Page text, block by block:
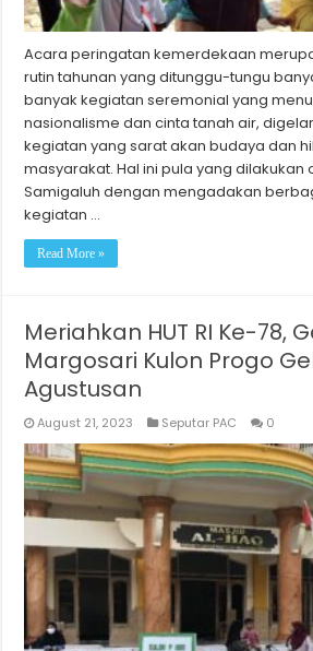
Acara peringatan kemerdekaan
rutin tahunan yang ditunggu-tungu
banyak kegiatan seremonial yang
nasionalisme dan cinta tanah air,
kegiatan yang sarat akan budaya dan
masyarakat. Hal ini pula yang dilakukan
Samigaluh dengan mengadakan
kegiatan …
Read More »
Meriahkan HUT RI Ke-78,
Margosari Kulon Progo
Agustusan
August 21, 2023 Seputar PAC 0